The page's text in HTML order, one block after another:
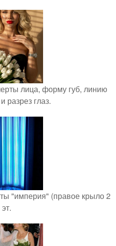
лица, форму губ, линию
разрез глаз.
"империя" (правое крыло 2
эт.